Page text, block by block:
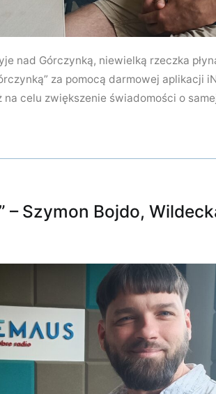
nad Górczynką, niewielką rzeczka
za pomocą darmowej aplikacji
celu zwiększenie świadomości o
– Szymon Bojdo,